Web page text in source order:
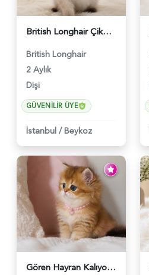
British Longhair Çikolatalı Sütlü Dişi Yavrumuz - 6347
British Longhair
2 Aylık
Dişi
GÜVENILIR ÜYE
İstanbul / Beykoz
Gören Hayran Kalıyor! British Longhair Golden Dişi - 6345